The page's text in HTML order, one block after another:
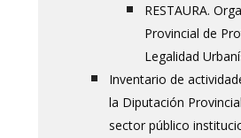
RESTAURA.
Provincial de
Legalidad
Inventario de
la Diputación
sector público